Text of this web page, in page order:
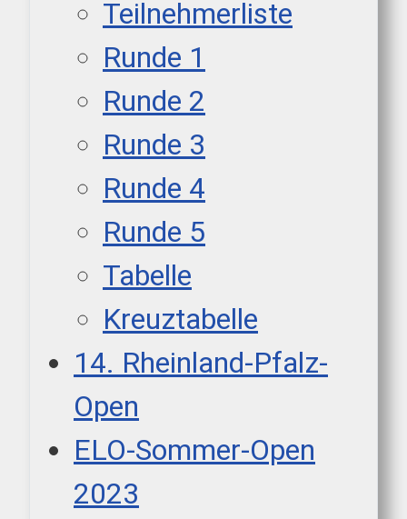
Teilnehmerliste
Runde 1
Runde 2
Runde 3
Runde 4
Runde 5
Tabelle
Kreuztabelle
14. Rheinland-Pfalz-
Open
ELO-Sommer-Open
2023